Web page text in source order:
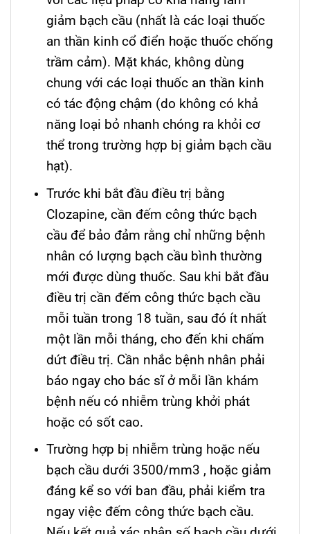
giảm bạch cầu (nhất là các loại thuốc
an thần kinh cổ điển hoặc thuốc chống
trầm cảm). Mặt khác, không dùng
chung với các loại thuốc an thần kinh
có tác động chậm (do không có khả
năng loại bỏ nhanh chóng ra khỏi cơ
thể trong trường hợp bị giảm bạch cầu
hạt).
Trước khi bắt đầu điều trị bằng
Clozapine, cần đếm công thức bạch
cầu để bảo đảm rằng chỉ những bệnh
nhân có lượng bạch cầu bình thường
mới được dùng thuốc. Sau khi bắt đầu
điều trị cần đếm công thức bạch cầu
mỗi tuần trong 18 tuần, sau đó ít nhất
một lần mỗi tháng, cho đến khi chấm
dứt điều trị. Cần nhắc bệnh nhân phải
báo ngay cho bác sĩ ở mỗi lần khám
bệnh nếu có nhiễm trùng khởi phát
hoặc có sốt cao.
Trường hợp bị nhiễm trùng hoặc nếu
bạch cầu dưới 3500/mm3 , hoặc giảm
đáng kể so với ban đầu, phải kiểm tra
ngay việc đếm công thức bạch cầu.